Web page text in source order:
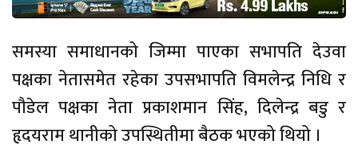
समस्या समाधानको जिम्मा पाएका सभापति देउवा
पक्षका नेतासमेत रहेका उपसभापति विमलेन्द्र निधि र
पौडेल पक्षका नेता प्रकाशमान सिंह, दिलेन्द्र बडु र
हृदयराम थानीको उपस्थितीमा बैठक भएको थियो ।